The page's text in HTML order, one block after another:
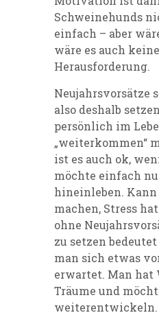
Schweinehunds
einfach – aber
wäre es auch keine
Herausforderung.
Neujahrsvorsätze
also deshalb
persönlich im
„weiterkommen“
ist es auch ok,
möchte einfach
hineinleben. Kann
machen, Stress
ohne
zu setzen bedeutet
man sich etwas
erwartet. Man hat
Träume und
weiterentwickeln.